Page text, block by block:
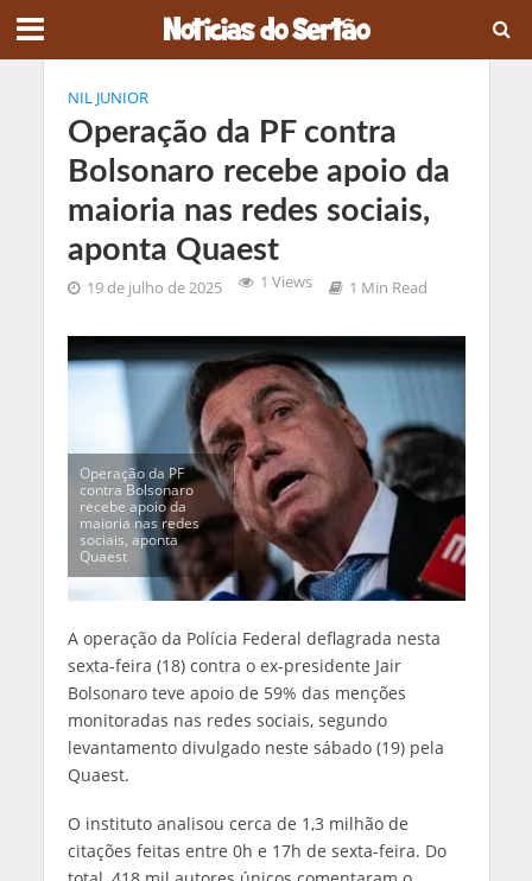
NIL JUNIOR
Operação da PF contra
Bolsonaro recebe apoio da
maioria nas redes sociais,
aponta Quaest
19 de julho de 2025 1 Views 1 Min Read
Operação da PF
contra Bolsonaro
recebe apoio da
maioria nas redes
sociais, aponta
Quaest
A operação da Polícia Federal deflagrada nesta
sexta-feira (18) contra o ex-presidente Jair
Bolsonaro teve apoio de 59% das menções
monitoradas nas redes sociais, segundo
levantamento divulgado neste sábado (19) pela
Quaest.
O instituto analisou cerca de 1,3 milhão de
citações feitas entre 0h e 17h de sexta-feira. Do